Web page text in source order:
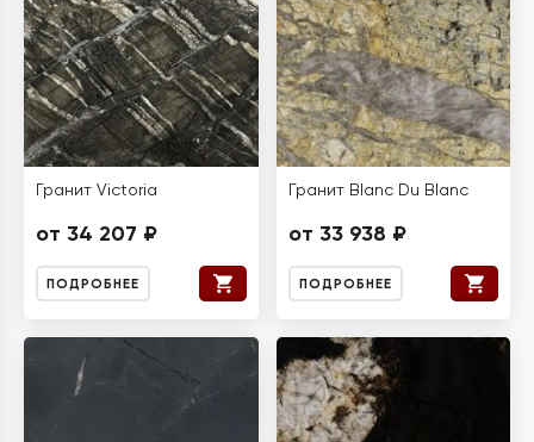
Гранит Victoria
от 34 207 ₽
ПОДРОБНЕЕ
Гранит Blanc Du Blanc
от 33 938 ₽
ПОДРОБНЕЕ